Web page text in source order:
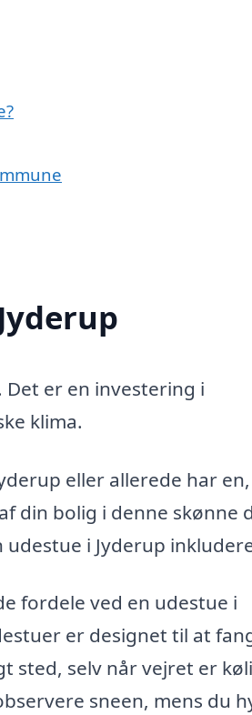
er en investering i
klima.
eller allerede har
din bolig i denne skønne
i Jyderup
fordele ved en udestue i
er designet til at
sted, selv når vejret er
sneen, mens du